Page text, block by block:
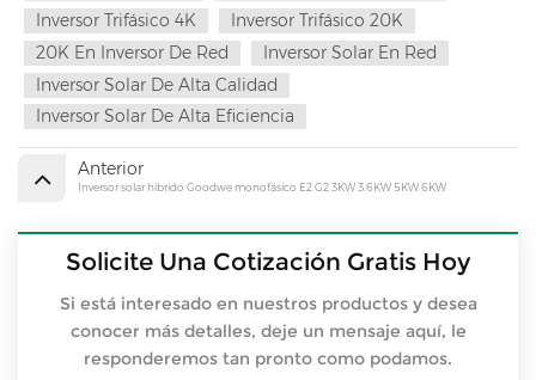
Inversor Trifásico 4K
Inversor Trifásico 20K
20K En Inversor De Red
Inversor Solar En Red
Inversor Solar De Alta Calidad
Inversor Solar De Alta Eficiencia
Anterior
Inversor solar híbrido Goodwe monofásico E2 G2 3KW 3.6KW 5KW 6KW
Solicite Una Cotización Gratis Hoy
Si está interesado en nuestros productos y desea
conocer más detalles, deje un mensaje aquí, le
responderemos tan pronto como podamos.